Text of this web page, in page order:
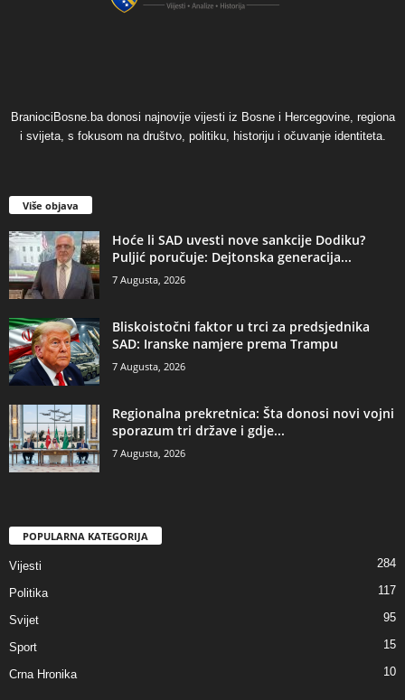
BraniociBosne.ba donosi najnovije vijesti iz Bosne i Hercegovine, regiona
i svijeta, s fokusom na društvo, politiku, historiju i očuvanje identiteta.
Više objava
​Hoće li SAD uvesti nove sankcije Dodiku?
Puljić poručuje: Dejtonska generacija...
7 Augusta, 2026
​Bliskoistočni faktor u trci za predsjednika
SAD: Iranske namjere prema Trampu
7 Augusta, 2026
​Regionalna prekretnica: Šta donosi novi vojni
sporazum tri države i gdje...
7 Augusta, 2026
POPULARNA KATEGORIJA
Vijesti 284
Politika 117
Svijet 95
Sport 15
Crna Hronika 10